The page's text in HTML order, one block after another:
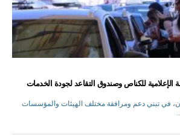
الإعلامية للكناص وصندوق التقاعد لجودة الخدمات
وهران، في تبني دعم ومرافقة مختلف الهيئات والمؤسسات